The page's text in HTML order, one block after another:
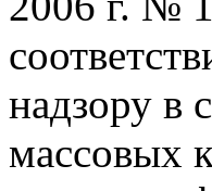
надзору в
массовых